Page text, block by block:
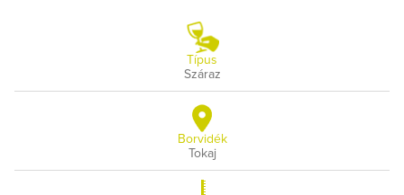
Típus
Száraz
Borvidék
Tokaj